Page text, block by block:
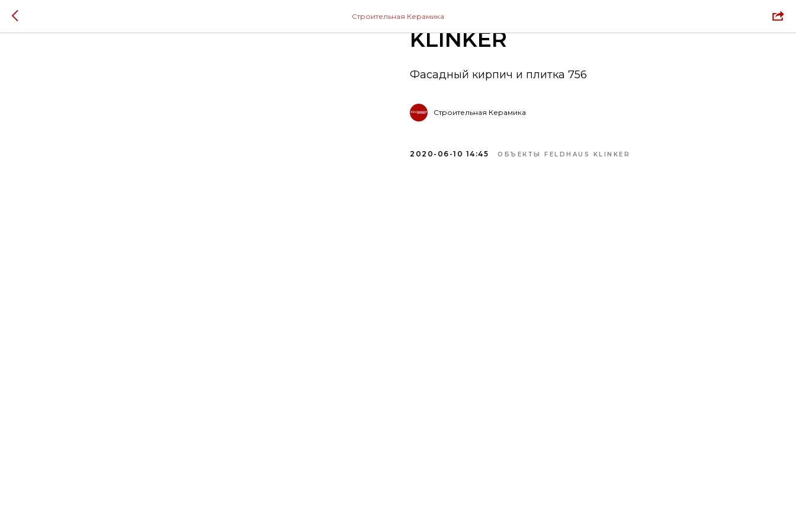
Строительная КерамикаОБЪЕКТЫ FELDHAUS
KLINKER
Фасадный кирпич и плитка 756
Строительная Керамика
2020-06-10 14:45 ОБЪЕКТЫ FELDHAUS KLINKER